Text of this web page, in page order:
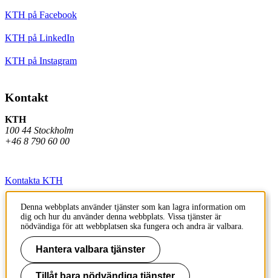
KTH på Facebook
KTH på LinkedIn
KTH på Instagram
Kontakt
KTH
100 44 Stockholm
+46 8 790 60 00
Kontakta KTH
Jobba på KTH
Press och media
Faktura och betalning KTH
Om KTH:s webbplatser
Denna webbplats använder tjänster som kan lagra information om
dig och hur du använder denna webbplats. Vissa tjänster är
nödvändiga för att webbplatsen ska fungera och andra är valbara.
Hantera valbara tjänster
Tillåt bara nödvändiga tjänster